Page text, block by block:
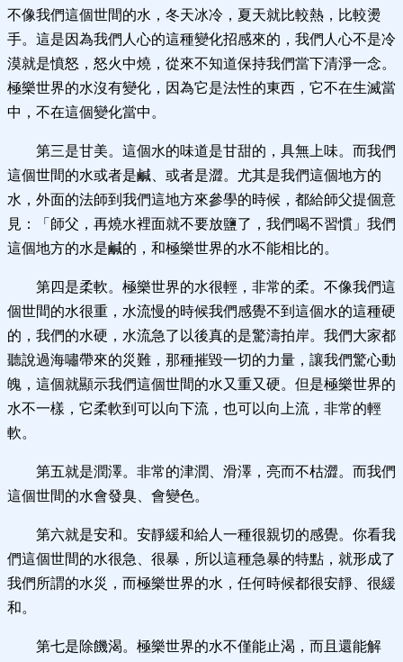
不像我們這個世間的水，冬天冰冷，夏天就比較熱，比較燙
手。這是因為我們人心的這種變化招感來的，我們人心不是冷
漠就是憤怒，怒火中燒，從來不知道保持我們當下清淨一念。
極樂世界的水沒有變化，因為它是法性的東西，它不在生滅當
中，不在這個變化當中。
第三是甘美。這個水的味道是甘甜的，具無上味。而我們
這個世間的水或者是鹹、或者是澀。尤其是我們這個地方的
水，外面的法師到我們這地方來參學的時候，都給師父提個意
見：「師父，再燒水裡面就不要放鹽了，我們喝不習慣」我們
這個地方的水是鹹的，和極樂世界的水不能相比的。
第四是柔軟。極樂世界的水很輕，非常的柔。不像我們這
個世間的水很重，水流慢的時候我們感覺不到這個水的這種硬
的，我們的水硬，水流急了以後真的是驚濤拍岸。我們大家都
聽說過海嘯帶來的災難，那種摧毀一切的力量，讓我們驚心動
魄，這個就顯示我們這個世間的水又重又硬。但是極樂世界的
水不一樣，它柔軟到可以向下流，也可以向上流，非常的輕
軟。
第五就是潤澤。非常的津潤、滑澤，亮而不枯澀。而我們
這個世間的水會發臭、會變色。
第六就是安和。安靜緩和給人一種很親切的感覺。你看我
們這個世間的水很急、很暴，所以這種急暴的特點，就形成了
我們所謂的水災，而極樂世界的水，任何時候都很安靜、很緩
和。
第七是除饑渴。極樂世界的水不僅能止渴，而且還能解